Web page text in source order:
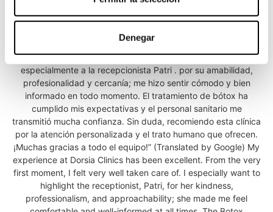
Denegar
CARLOS EDUARDO
☆☆☆☆☆
Mi experiencia en Clínicas Dorsia ha sido excelente. Desde el
primer momento me sentí muy bien atendido. Quiero destacar
especialmente a la recepcionista Patri . por su amabilidad,
profesionalidad y cercanía; me hizo sentir cómodo y bien
informado en todo momento. El tratamiento de bótox ha
cumplido mis expectativas y el personal sanitario me
transmitió mucha confianza. Sin duda, recomiendo esta clínica
por la atención personalizada y el trato humano que ofrecen.
¡Muchas gracias a todo el equipo!” (Translated by Google) My
experience at Dorsia Clinics has been excellent. From the very
first moment, I felt very well taken care of. I especially want to
highlight the receptionist, Patri, for her kindness,
professionalism, and approachability; she made me feel